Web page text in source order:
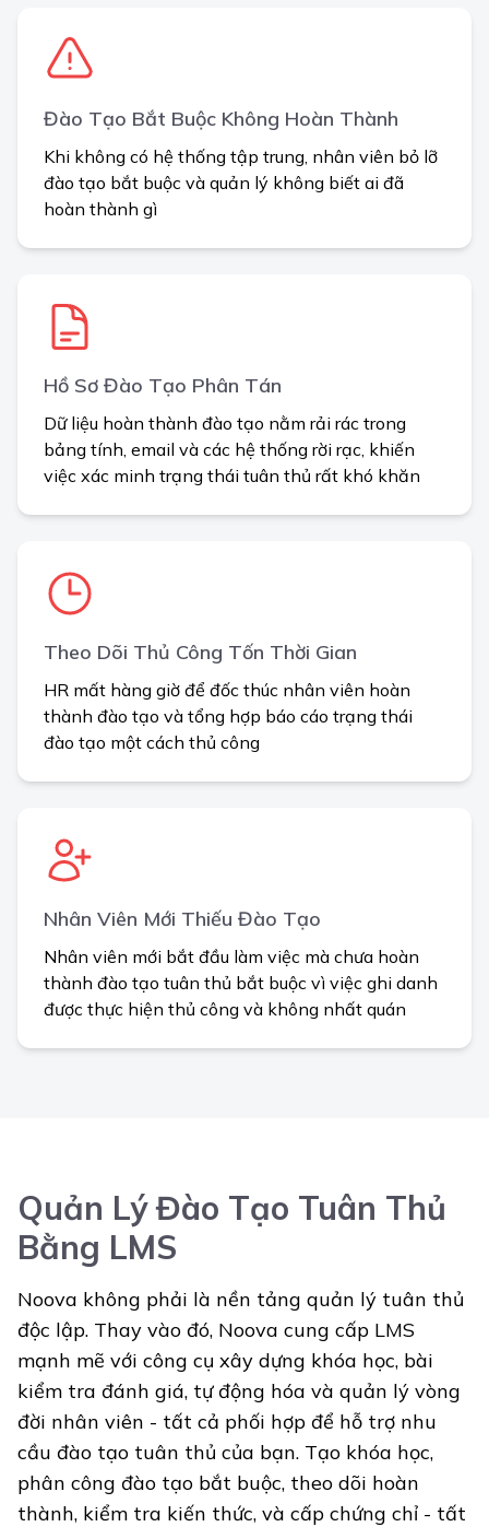
Đào Tạo Bắt Buộc Không Hoàn Thành
Khi không có hệ thống tập trung, nhân viên bỏ lỡ
đào tạo bắt buộc và quản lý không biết ai đã
hoàn thành gì
Hồ Sơ Đào Tạo Phân Tán
Dữ liệu hoàn thành đào tạo nằm rải rác trong
bảng tính, email và các hệ thống rời rạc, khiến
việc xác minh trạng thái tuân thủ rất khó khăn
Theo Dõi Thủ Công Tốn Thời Gian
HR mất hàng giờ để đốc thúc nhân viên hoàn
thành đào tạo và tổng hợp báo cáo trạng thái
đào tạo một cách thủ công
Nhân Viên Mới Thiếu Đào Tạo
Nhân viên mới bắt đầu làm việc mà chưa hoàn
thành đào tạo tuân thủ bắt buộc vì việc ghi danh
được thực hiện thủ công và không nhất quán
Quản Lý Đào Tạo Tuân Thủ
Bằng LMS
Noova không phải là nền tảng quản lý tuân thủ
độc lập. Thay vào đó, Noova cung cấp LMS
mạnh mẽ với công cụ xây dựng khóa học, bài
kiểm tra đánh giá, tự động hóa và quản lý vòng
đời nhân viên - tất cả phối hợp để hỗ trợ nhu
cầu đào tạo tuân thủ của bạn. Tạo khóa học,
phân công đào tạo bắt buộc, theo dõi hoàn
thành, kiểm tra kiến thức, và cấp chứng chỉ - tất